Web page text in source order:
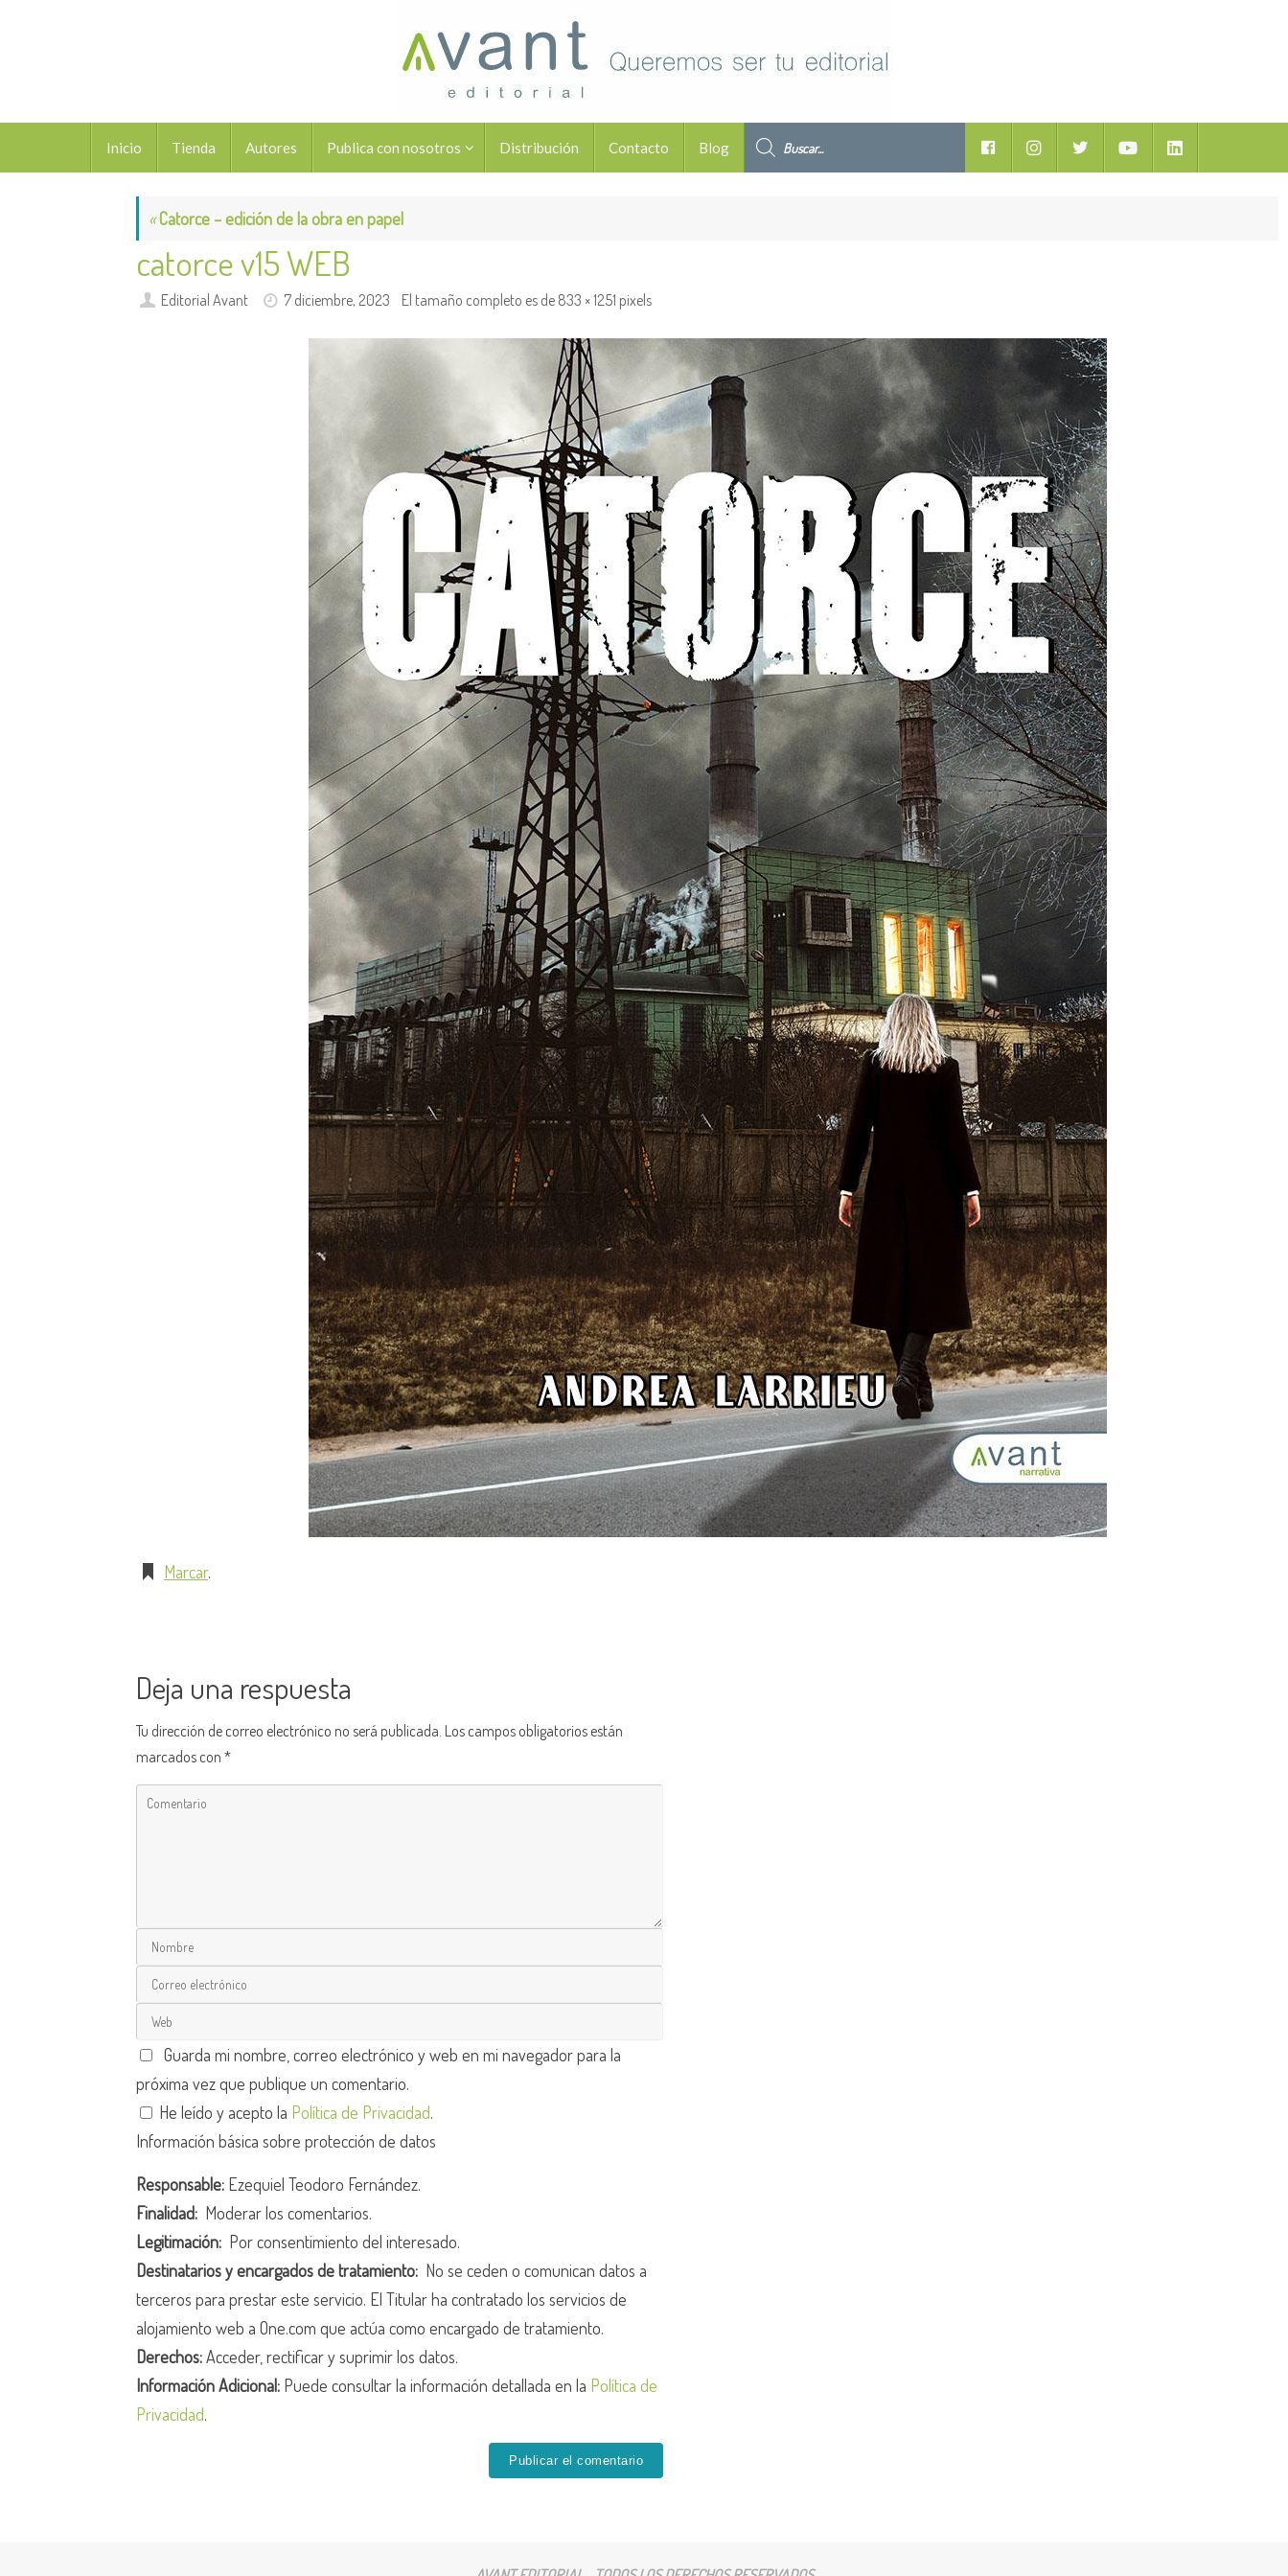
contenido
Inicio Tienda Autores Publica con nosotros Distribución Contacto Blog
Facebook YoutubeLinkedIn
«Catorce – edición de la obra en papel
catorce v15 WEB
Editorial Avant 7 diciembre, 2023 El tamaño completo es de833 × 1251 pixels
Marcar.
Deja una respuesta
Tu dirección de correo electrónico no será publicada. Los campos obligatorios están
marcados con*
Guarda mi nombre, correo electrónico y web en mi navegador para la
próxima vez que publique un comentario.
He leído y acepto la Política de Privacidad.
Información básica sobre protección de datos
Responsable: Ezequiel Teodoro Fernández.
Finalidad: Moderar los comentarios.
Legitimación: Por consentimiento del interesado.
Destinatarios y encargados de tratamiento: No se ceden o comunican datos a
terceros para prestar este servicio. El Titular ha contratado los servicios de
alojamiento web a One.com que actúa como encargado de tratamiento.
Derechos:Acceder, rectificar y suprimir los datos.
Información Adicional: Puede consultar la información detallada en la Política de
Privacidad.